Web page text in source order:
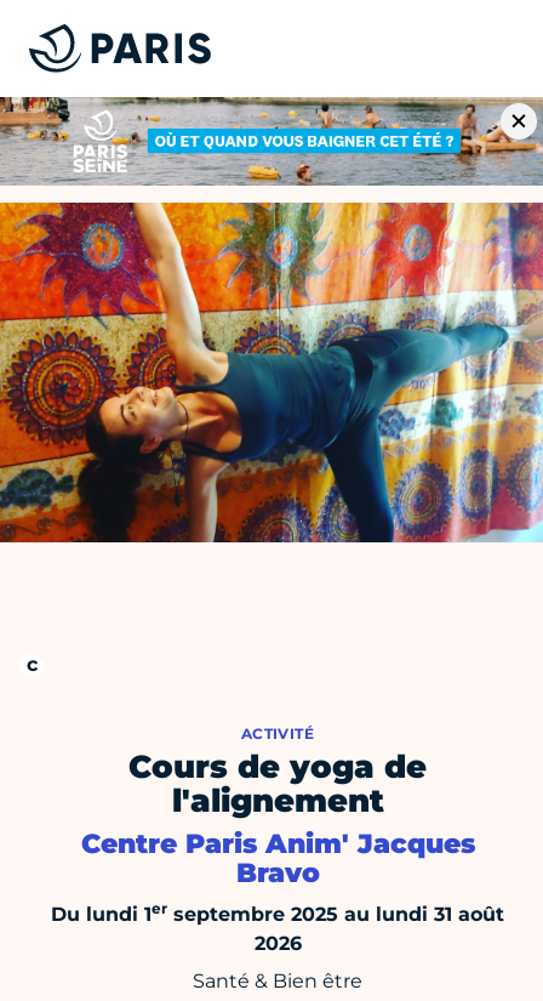
ACTIVITÉ
Cours de yoga de
l'alignement
Centre Paris Anim' Jacques
Bravo
Du lundi 1er septembre 2025 au lundi 31 août
2026
Santé & Bien être